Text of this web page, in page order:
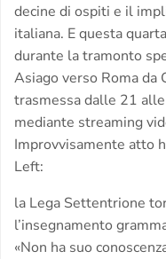
decine di ospiti e il
italiana. E questa
durante la tramonto
Asiago verso Roma
trasmessa dalle 21
mediante streaming
Improvvisamente atto
Left:
la Lega Settentrione
l’insegnamento
«Non ha suo